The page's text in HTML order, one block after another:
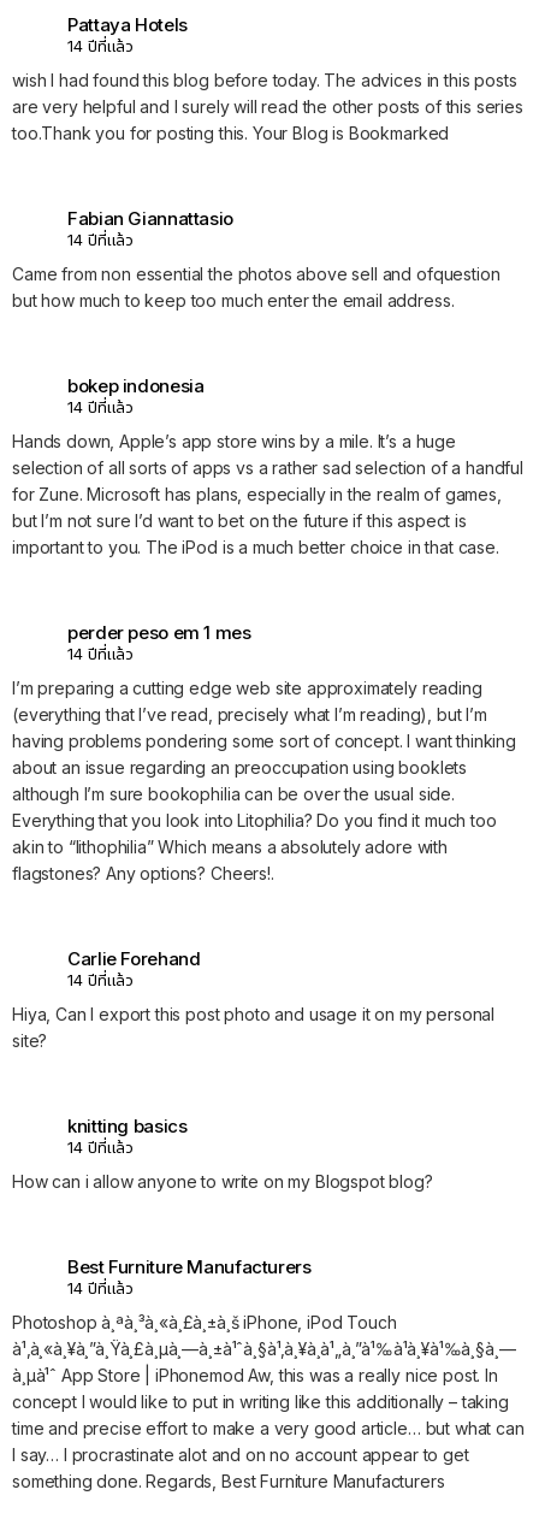
Pattaya Hotels
14 ปีที่แล้ว
wish I had found this blog before today. The advices in this posts
are very helpful and I surely will read the other posts of this series
too.Thank you for posting this. Your Blog is Bookmarked
Fabian Giannattasio
14 ปีที่แล้ว
Came from non essential the photos above sell and ofquestion
but how much to keep too much enter the email address.
bokep indonesia
14 ปีที่แล้ว
Hands down, Apple’s app store wins by a mile. It’s a huge
selection of all sorts of apps vs a rather sad selection of a handful
for Zune. Microsoft has plans, especially in the realm of games,
but I’m not sure I’d want to bet on the future if this aspect is
important to you. The iPod is a much better choice in that case.
perder peso em 1 mes
14 ปีที่แล้ว
I’m preparing a cutting edge web site approximately reading
(everything that I’ve read, precisely what I’m reading), but I’m
having problems pondering some sort of concept. I want thinking
about an issue regarding an preoccupation using booklets
although I’m sure bookophilia can be over the usual side.
Everything that you look into Litophilia? Do you find it much too
akin to “lithophilia” Which means a absolutely adore with
flagstones? Any options? Cheers!.
Carlie Forehand
14 ปีที่แล้ว
Hiya, Can I export this post photo and usage it on my personal
site?
knitting basics
14 ปีที่แล้ว
How can i allow anyone to write on my Blogspot blog?
Best Furniture Manufacturers
14 ปีที่แล้ว
Photoshop à¸ªà¸³à¸«à¸£à¸±à¸š iPhone, iPod Touch
à¹‚à¸«à¸¥à¸”à¸Ÿà¸£à¸µà¸—à¸±à¹ˆà¸§à¹‚à¸¥à¸à¹„à¸”à¹‰à¹à¸¥à¹‰à¸§à¸—
à¸µà¹ˆ App Store | iPhonemod Aw, this was a really nice post. In
concept I would like to put in writing like this additionally – taking
time and precise effort to make a very good article… but what can
I say… I procrastinate alot and on no account appear to get
something done. Regards, Best Furniture Manufacturers